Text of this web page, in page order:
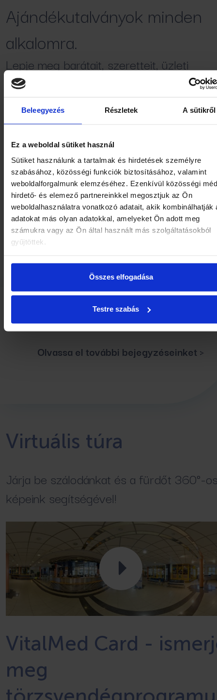
Beleegyezés Részletek A sütikről
Ez a weboldal sütiket használ
Sütiket használunk a tartalmak és hirdetések személyre
szabásához, közösségi funkciók biztosításához, valamint
weboldalforgalmunk elemzéséhez. Ezenkívül közösségi
hirdető- és elemező partnereinkkel megosztjuk az Ön
weboldalhasználatra vonatkozó adatait, akik kombinálhatják
adatokat más olyan adatokkal, amelyeket Ön adott meg
számukra vagy az Ön által használt más szolgáltatásokból
gyűjtöttek.
Összes elfogadása
Testre szabás
Ajándékutalványok minden
alkalomra.
Lepje meg barátait, szeretteit, üzleti
partnereit egy kis pihenéssel,
kikapcsolódással!
Legyen szó egy wellness hétvégéről,
gyógyulásról vagy egy kellemes,
napról.
TOVÁBB A SZÁLLODA
UTALVÁNYOKHOZ
Olvassa el további bejegyzéseinket ›
Virtuális túra
Járja be szálodánkat és a fürdőt 360°-
képeink segítségével!
VitalMed Card -
meg